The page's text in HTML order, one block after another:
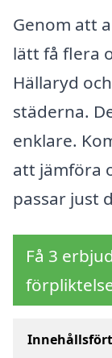
Genom att
lätt få flera
Hällaryd
städerna.
enklare.
att jämföra
passar just
Få 3